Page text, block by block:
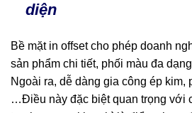
diện
Bề mặt in offset cho phép doanh
sản phẩm chi tiết, phối màu đa
Ngoài ra, dễ dàng gia công ép kim,
…Điều này đặc biệt quan trọng với